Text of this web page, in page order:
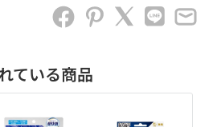
ている商品